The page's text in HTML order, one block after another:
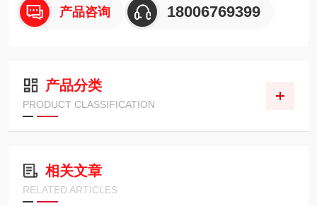
产品咨询 18006769399
产品分类
PRODUCT CLASSIFICATION
相关文章
RELATED ARTICLES